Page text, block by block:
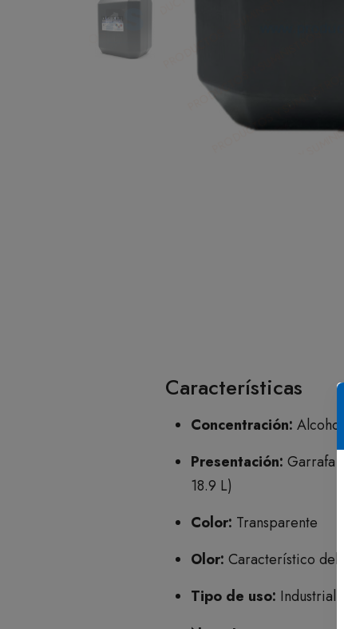
Características
Concentración:
Presentación: Garrafa
18.9 L)
Color: Transparente
Olor: Característico del
Tipo de uso: Industrial